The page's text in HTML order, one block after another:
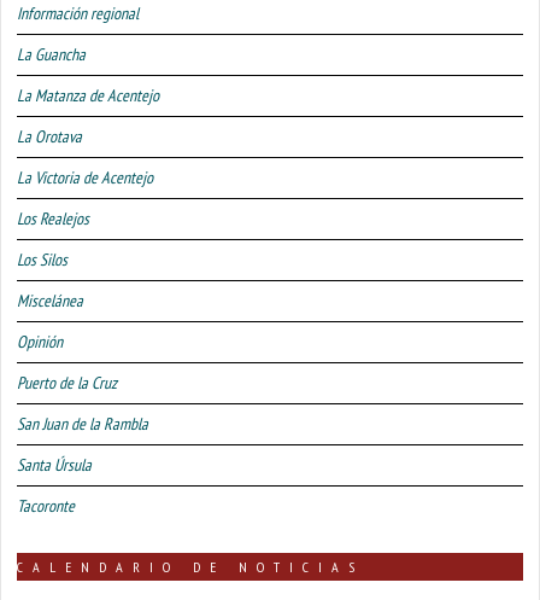
Información regional
La Guancha
La Matanza de Acentejo
La Orotava
La Victoria de Acentejo
Los Realejos
Los Silos
Miscelánea
Opinión
Puerto de la Cruz
San Juan de la Rambla
Santa Úrsula
Tacoronte
CALENDARIO DE NOTICIAS